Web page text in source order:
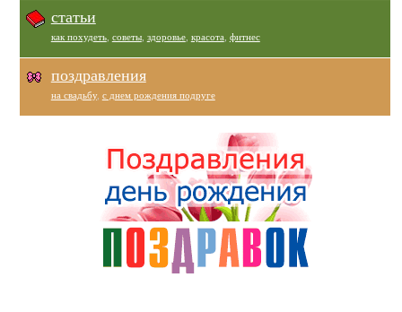
статьи
как похудеть, советы, здоровье, красота фитнес
поздравления
на свадьбу, с днем рождения подруге